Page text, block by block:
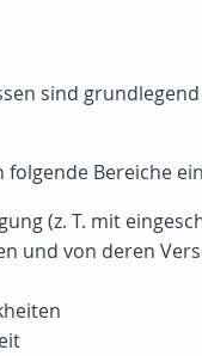
sind
folgende Bereiche
(z. T. mit
und von deren